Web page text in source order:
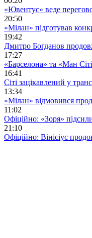
«Ювентус» веде
20:50
«Мілан» підготував
19:42
Дмитро Богданов
17:27
«Барселона» та «Ман
16:41
Сіті зацікавлений у
13:34
«Мілан» відмовився
11:02
Офіційно: «Зоря»
21:10
Офіційно: Вінісіус